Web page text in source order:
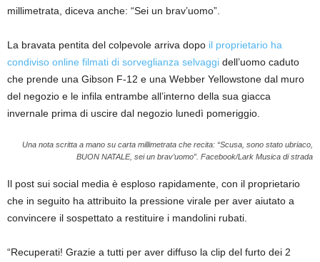
millimetrata, diceva anche: “Sei un brav’uomo”.
La bravata pentita del colpevole arriva dopo il proprietario ha
condiviso online filmati di sorveglianza selvaggi dell’uomo caduto
che prende una Gibson F-12 e una Webber Yellowstone dal muro
del negozio e le infila entrambe all’interno della sua giacca
invernale prima di uscire dal negozio lunedì pomeriggio.
Una nota scritta a mano su carta millimetrata che recita: “Scusa, sono stato ubriaco,
BUON NATALE, sei un brav’uomo”. Facebook/Lark Musica di strada
Il post sui social media è esploso rapidamente, con il proprietario
che in seguito ha attribuito la pressione virale per aver aiutato a
convincere il sospettato a restituire i mandolini rubati.
“Recuperati! Grazie a tutti per aver diffuso la clip del furto dei 2